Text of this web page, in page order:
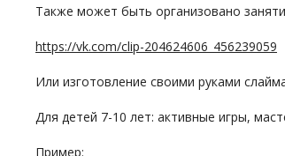
Также может быть организовано
https://vk.com/clip-204624606_456239059
Или изготовление своими руками
Для детей 7-10 лет: активные игры,
Пример: